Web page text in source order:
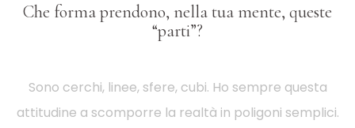
Che forma prendono, nella tua mente, queste
“parti”?
Sono cerchi, linee, sfere, cubi. Ho sempre questa
attitudine a scomporre la realtà in poligoni semplici.